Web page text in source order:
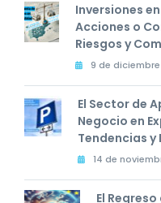
Inversiones
Acciones o
Riesgos y
9 de
El Sector de
Negocio en
Tendencias y
14 de
El